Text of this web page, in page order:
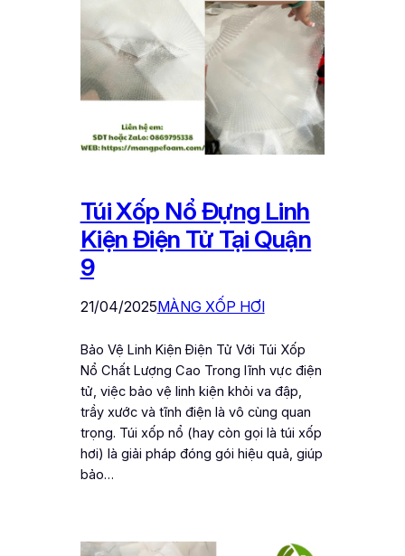
Túi Xốp Nổ Đựng Linh
Kiện Điện Tử Tại Quận
9
21/04/2025MÀNG XỐP HƠI
Bảo Vệ Linh Kiện Điện Tử Với Túi Xốp
Nổ Chất Lượng Cao Trong lĩnh vực điện
tử, việc bảo vệ linh kiện khỏi va đập,
trầy xước và tĩnh điện là vô cùng quan
trọng. Túi xốp nổ (hay còn gọi là túi xốp
hơi) là giải pháp đóng gói hiệu quả, giúp
bảo…